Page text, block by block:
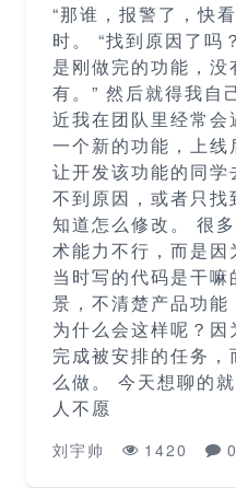
“那谁，报警了，快
时。 “找到原因了吗
是刚做完的功能，没
有。” 然后就得我自
近我在团队里经常会
一个新的功能，上线
让开发该功能的同
不到原因，或者只
知道怎么修改。 很
术能力不行，而是因
当时写的代码是干
景，不清楚产品功能
为什么会这样呢？
完成被安排的任务
么做。 今天想聊的
人不愿
刘宇帅 1420 0